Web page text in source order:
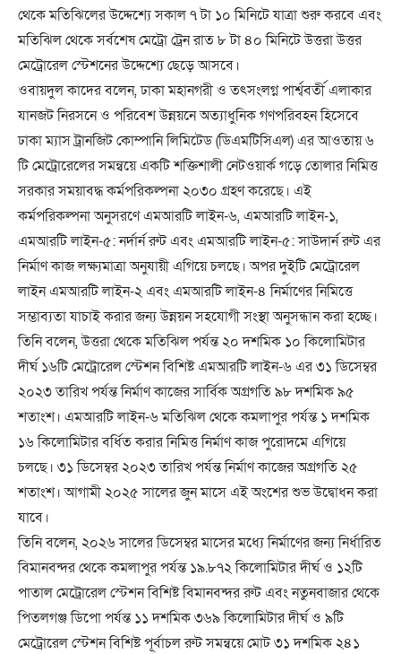
থেকে মতিঝিলের উদ্দেশ্যে সকাল ৭ টা ১০ মিনিটে যাত্রা শুরু করবে এবং
মতিঝিল থেকে সর্বশেষ মেট্রো ট্রেন রাত ৮ টা ৪০ মিনিটে উত্তরা উত্তর
মেট্রোরেল স্টেশনের উদ্দেশ্যে ছেড়ে আসবে।
ওবায়দুল কাদের বলেন, ঢাকা মহানগরী ও তৎসংলগ্ন পার্শ্ববর্তী এলাকার
যানজট নিরসনে ও পরিবেশ উন্নয়নে অত্যাধুনিক গণপরিবহন হিসেবে
ঢাকা ম্যাস ট্রানজিট কোম্পানি লিমিটেড (ডিএমটিসিএল) এর আওতায় ৬
টি মেট্রোরেলের সমন্বয়ে একটি শক্তিশালী নেটওয়ার্ক গড়ে তোলার নিমিত্ত
সরকার সময়াবদ্ধ কর্মপরিকল্পনা ২০৩০ গ্রহণ করেছে। এই
কর্মপরিকল্পনা অনুসরণে এমআরটি লাইন-৬, এমআরটি লাইন-১,
এমআরটি লাইন-৫: নর্দার্ন রুট এবং এমআরটি লাইন-৫: সাউদার্ন রুট এর
নির্মাণ কাজ লক্ষ্যমাত্রা অনুযায়ী এগিয়ে চলছে। অপর দুইটি মেট্রোরেল
লাইন এমআরটি লাইন-২ এবং এমআরটি লাইন-৪ নির্মাণের নিমিত্তে
সম্ভাব্যতা যাচাই করার জন্য উন্নয়ন সহযোগী সংস্থা অনুসন্ধান করা হচ্ছে।
তিনি বলেন, উত্তরা থেকে মতিঝিল পর্যন্ত ২০ দশমিক ১০ কিলোমিটার
দীর্ঘ ১৬টি মেট্রোরেল স্টেশন বিশিষ্ট এমআরটি লাইন-৬ এর ৩১ ডিসেম্বর
২০২৩ তারিখ পর্যন্ত নির্মাণ কাজের সার্বিক অগ্রগতি ৯৮ দশমিক ৯৫
শতাংশ। এমআরটি লাইন-৬ মতিঝিল থেকে কমলাপুর পর্যন্ত ১ দশমিক
১৬ কিলোমিটার বর্ধিত করার নিমিত্ত নির্মাণ কাজ পুরোদমে এগিয়ে
চলছে। ৩১ ডিসেম্বর ২০২৩ তারিখ পর্যন্ত নির্মাণ কাজের অগ্রগতি ২৫
শতাংশ। আগামী ২০২৫ সালের জুন মাসে এই অংশের শুভ উদ্বোধন করা
যাবে।
তিনি বলেন, ২০২৬ সালের ডিসেম্বর মাসের মধ্যে নির্মাণের জন্য নির্ধারিত
বিমানবন্দর থেকে কমলাপুর পর্যন্ত ১৯.৮৭২ কিলোমিটার দীর্ঘ ও ১২টি
পাতাল মেট্রোরেল স্টেশন বিশিষ্ট বিমানবন্দর রুট এবং নতুনবাজার থেকে
পিতলগঞ্জ ডিপো পর্যন্ত ১১ দশমিক ৩৬৯ কিলোমিটার দীর্ঘ ও ৯টি
মেট্রোরেল স্টেশন বিশিষ্ট পূর্বাচল রুট সমন্বয়ে মোট ৩১ দশমিক ২৪১